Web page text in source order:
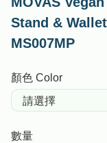
Stand &
MS007MP
顏色 Color
數量